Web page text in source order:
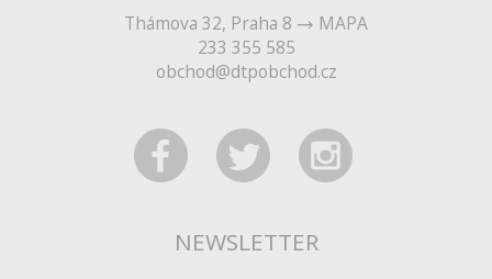
Thámova 32, Praha 8
MAPA
233 355 585
obchod@dtpobchod.cz
NEWSLETTER